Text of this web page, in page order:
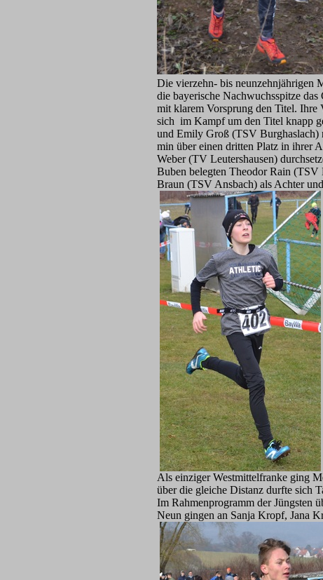
Die vierzehn- bis neunzehnjährigen
die bayerische Nachwuchsspitze
mit klarem Vorsprung den Titel. Ihre
sich im Kampf um den Titel knapp
und Emily Groß (TSV Burghaslach)
min über einen dritten Platz in ihrer
Weber (TV Leutershausen)
Buben belegten Theodor Rain (TSV
Braun (TSV Ansbach) als Achter
Als einziger Westmittelfranke ging
über die gleiche Distanz durfte sich
Im Rahmenprogramm der Jüngsten
Neun gingen an Sanja Kropf, Jana